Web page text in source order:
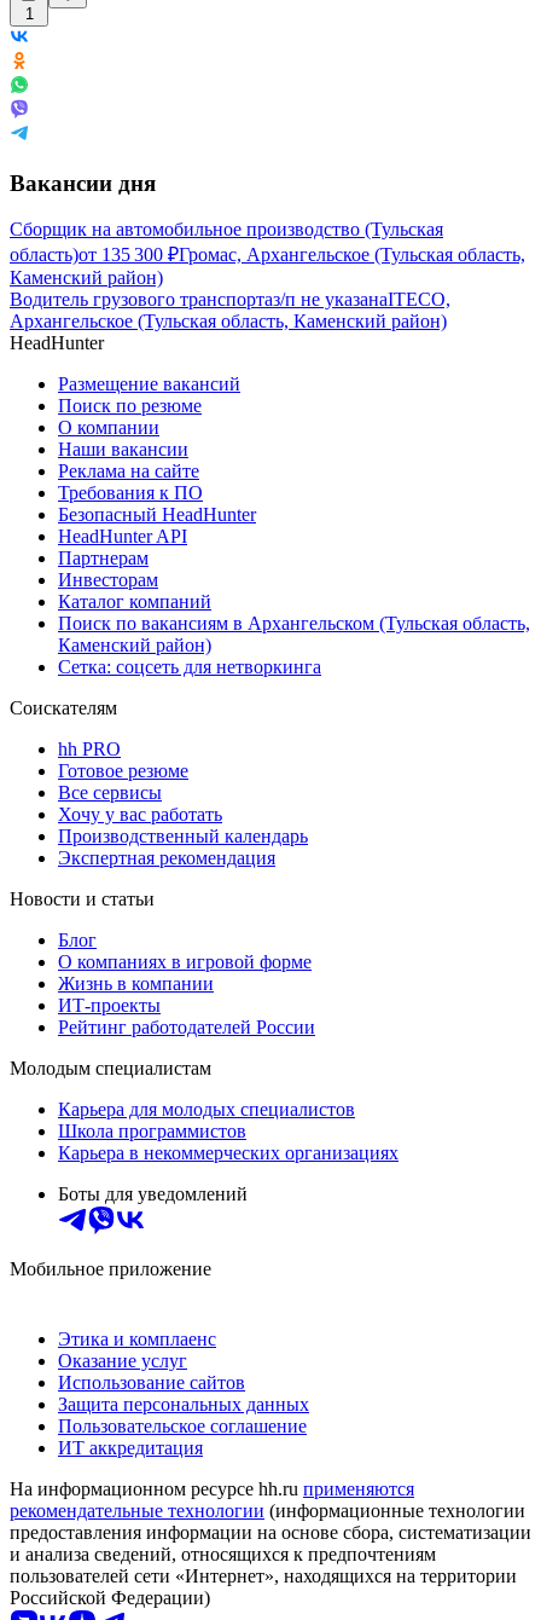
1
Вакансии дня
Сборщик на автомобильное производство (Тульская
область)от 135 300 ₽Громас, Архангельское (Тульская область,
Каменский район)
Водитель грузового транспортаз/п не указанаITECO,
Архангельское (Тульская область, Каменский район)
HeadHunter
Размещение вакансий
Поиск по резюме
О компании
Наши вакансии
Реклама на сайте
Требования к ПО
Безопасный HeadHunter
HeadHunter API
Партнерам
Инвесторам
Каталог компаний
Поиск по вакансиям в Архангельском (Тульская область,
Каменский район)
Сетка: соцсеть для нетворкинга
Соискателям
hh PRO
Готовое резюме
Все сервисы
Хочу у вас работать
Производственный календарь
Экспертная рекомендация
Новости и статьи
Блог
О компаниях в игровой форме
Жизнь в компании
ИТ-проекты
Рейтинг работодателей России
Молодым специалистам
Карьера для молодых специалистов
Школа программистов
Карьера в некоммерческих организациях
Боты для уведомлений
Мобильное приложение
Этика и комплаенс
Оказание услуг
Использование сайтов
Защита персональных данных
Пользовательское соглашение
ИТ аккредитация
На информационном ресурсе hh.ru применяются
рекомендательные технологии (информационные технологии
предоставления информации на основе сбора, систематизации
и анализа сведений, относящихся к предпочтениям
пользователей сети «Интернет», находящихся на территории
Российской Федерации)